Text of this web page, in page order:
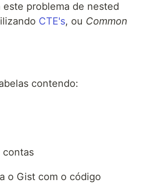
problema de nested
CTE's, ou Common
contendo:
o Gist com o código